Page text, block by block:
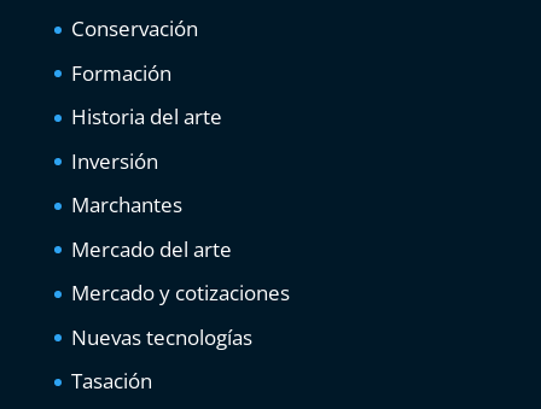
Conservación
Formación
Historia del arte
Inversión
Marchantes
Mercado del arte
Mercado y cotizaciones
Nuevas tecnologías
Tasación